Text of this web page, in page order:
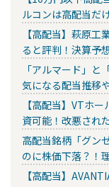
ルコンは高配当だ
【高配当】萩原
ると評判！決算予
「アルマード」と
気になる配当推移
【高配当】VTホ
資可能！改悪され
高配当銘柄「グン
のに株価下落？！
【高配当】